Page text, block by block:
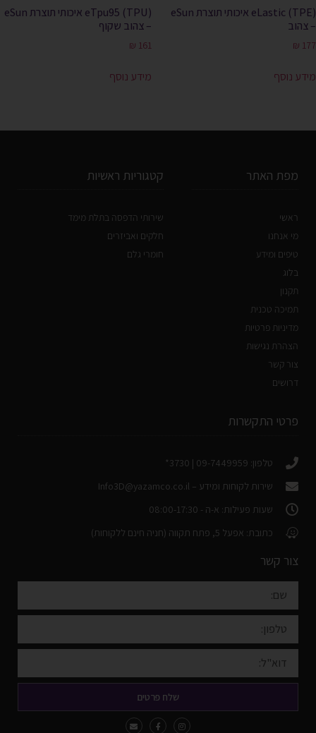
(eLastic (TPE איכותי תוצרת eSun
– צהוב
₪ 177
מידע נוסף
(eTpu95 (TPU איכותי תוצרת eSun
– צהוב שקוף
₪ 161
מידע נוסף
מפת האתר
ראשי
מי אנחנו
טיפים ומידע
בלוג
תקנון
תמיכה טכנית
מדיניות פרטיות
הצהרת נגישות
צור קשר
דרושים
קטגוריות ראשיות
שירותי הדפסה בתלת מימד
חלקים ואביזרים
חומרי גלם
פרטי התקשרות
טלפון: 09-7449959 | 3730*
שירות לקוחות ומידע – Info3D@yazamco.co.il
שעות פעילות: א-ה - 08:00-17:30
כתובת: אפעל 5, פתח תקווה (חניה חינם ללקוחות)
צור קשר
שלח פרטים